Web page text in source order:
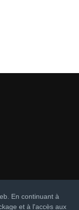
En continuant à
et à l'accès aux